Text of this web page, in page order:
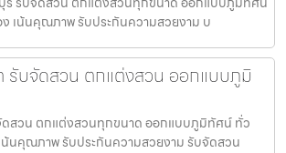
ง เน้นคุณภาพ รับประกันความสวยงาม บ
รับจัดสวน ตกแต่งสวน ออกแบบภูมิ
สวน ตกแต่งสวนทุกขนาด ออกแบบภูมิทัศน์ ทั่ว
น้นคุณภาพ รับประกันความสวยงาม รับจัดสวน